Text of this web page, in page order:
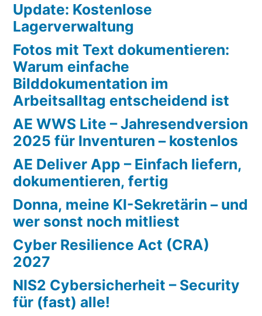
Update: Kostenlose
Lagerverwaltung
Fotos mit Text dokumentieren:
Warum einfache
Bilddokumentation im
Arbeitsalltag entscheidend ist
AE WWS Lite – Jahresendversion
2025 für Inventuren – kostenlos
AE Deliver App – Einfach liefern,
dokumentieren, fertig
Donna, meine KI-Sekretärin – und
wer sonst noch mitliest
Cyber Resilience Act (CRA)
2027
NIS2 Cybersicherheit – Security
für (fast) alle!